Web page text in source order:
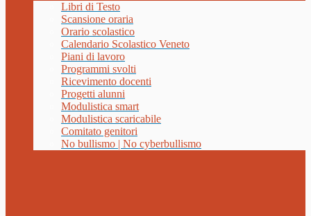
Libri di Testo
Scansione oraria
Orario scolastico
Calendario Scolastico Veneto
Piani di lavoro
Programmi svolti
Ricevimento docenti
Progetti alunni
Modulistica smart
Modulistica scaricabile
Comitato genitori
No bullismo | No cyberbullismo